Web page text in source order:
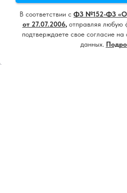
В соответствии с ФЗ №152-ФЗ «О
от 27.07.2006,отправляя любую
подтверждаете свое согласие
данных.
Принять
Настроить
Напишите